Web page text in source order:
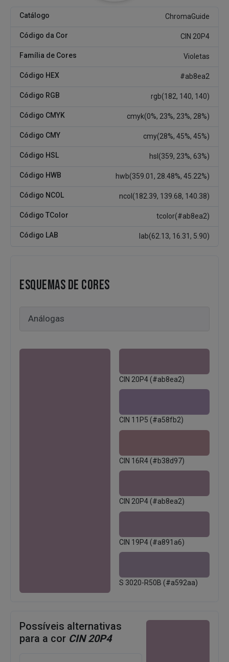
Catálogo ChromaGuide
Código da Cor CIN 20P4
Família de Cores Violetas
Código HEX #ab8ea2
Código RGB rgb(182, 140, 140)
Código CMYK cmyk(0%, 23%, 23%, 28%)
Código CMY cmy(28%, 45%, 45%)
Código HSL hsl(359, 23%, 63%)
Código HWB hwb(359.01, 28.48%, 45.22%)
Código NCOL ncol(182.39, 139.68, 140.38)
Código TColor tcolor(#ab8ea2)
Código LAB lab(62.13, 16.31, 5.90)
ESQUEMAS DE CORES
CIN 20P4 (#ab8ea2)
CIN 11P5 (#a58fb2)
CIN 16R4 (#b38d97)
CIN 20P4 (#ab8ea2)
CIN 19P4 (#a891a6)
S 3020-R50B (#a592aa)
Possíveis alternativas
para a cor CIN 20P4